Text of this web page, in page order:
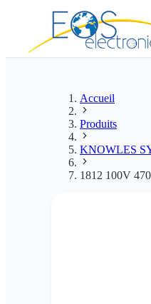
Accueil
Produits
KNOWLES
1812 100V